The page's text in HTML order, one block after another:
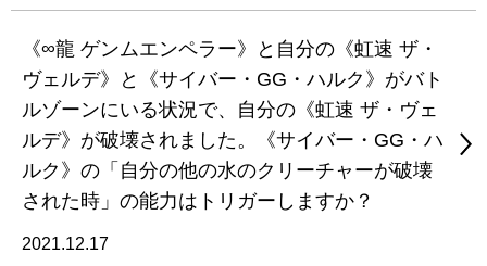
《∞龍 ゲンムエンペラー》と自分の《虹速 ザ・
ヴェルデ》と《サイバー・GG・ハルク》がバト
ルゾーンにいる状況で、自分の《虹速 ザ・ヴェ
ルデ》が破壊されました。《サイバー・GG・ハ
ルク》の「自分の他の水のクリーチャーが破壊
された時」の能力はトリガーしますか？
2021.12.17